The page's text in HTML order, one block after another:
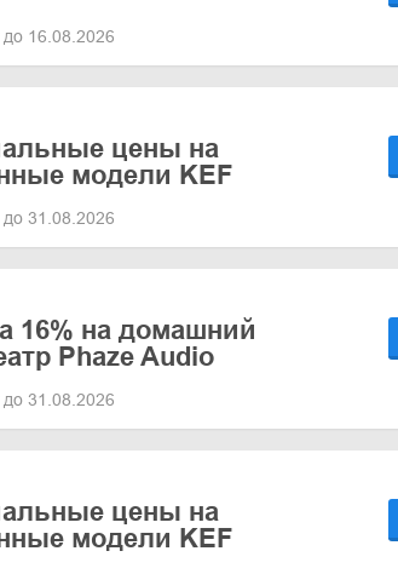
до 16.08.2026
цены на
модели KEF
до 31.08.2026
16% на домашний
Phaze Audio
до 31.08.2026
цены на
модели KEF